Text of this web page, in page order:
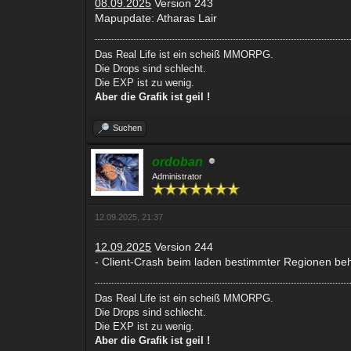
08.09.2025 Version 243
Mapupdate: Atharas Lair
Das Real Life ist ein scheiß MMORPG.
Die Drops sind schlecht.
Die EXP ist zu wenig.
Aber die Grafik ist geil !
Suchen
ordoban
Administrator
12.09.2025, 21:37
12.09.2025 Version 244
- Client-Crash beim laden bestimmter Regionen
Das Real Life ist ein scheiß MMORPG.
Die Drops sind schlecht.
Die EXP ist zu wenig.
Aber die Grafik ist geil !